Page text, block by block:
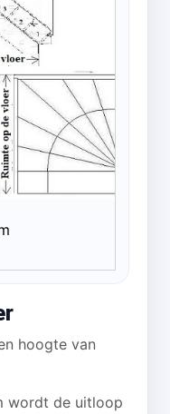
hoogte van
wordt de uitloop